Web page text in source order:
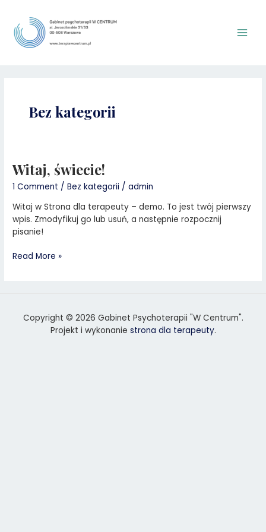
content
Bez kategorii
Witaj, świecie!
1 Comment /Bez kategorii /admin
Witaj w Strona dla terapeuty – demo. To jest twój pierwszy
wpis. Zmodyfikuj go lub usuń, a następnie rozpocznij
pisanie!
Witaj,
świecie!
Read More »
Copyright © 2026 Gabinet Psychoterapii "W Centrum".
Projekt i wykonanie strona dla terapeuty.